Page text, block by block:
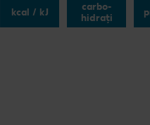
kcal / kJ
carbo-
hidrați